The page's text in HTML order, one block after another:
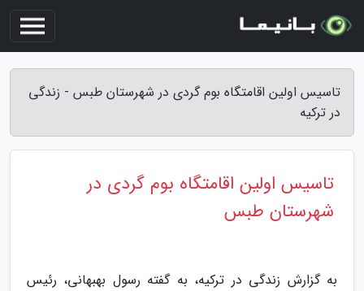
تاسیس اولین اقامتگاه بوم گردی در شهرستان طبس - زندگی
در ترکیه
تاسیس اولین اقامتگاه بوم گردی در
شهرستان طبس
به گزارش زندگی در ترکیه، به گفته رسول بهبهانی، رئیس